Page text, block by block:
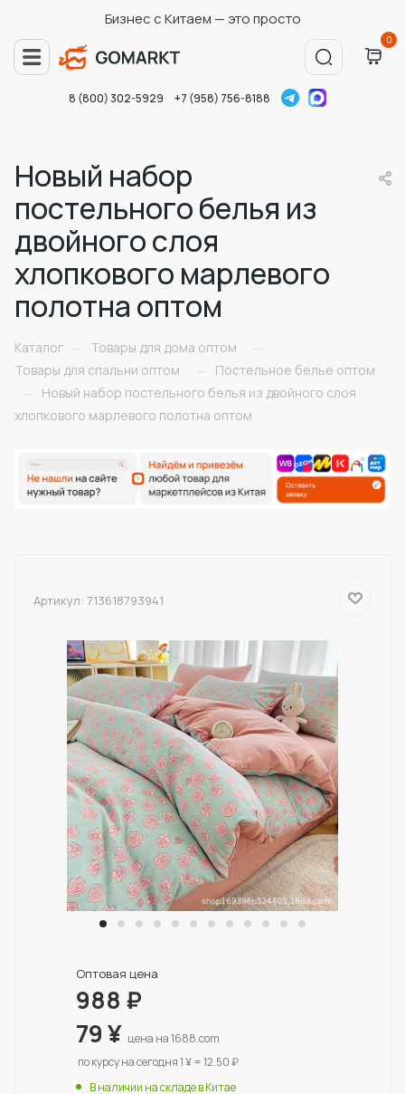
Бизнес с Китаем — это просто
0
8 (800) 302-5929 +7 (958) 756-8188
Новый набор
постельного белья из
двойного слоя
хлопкового марлевого
полотна оптом
Каталог — Товары для дома оптом
—
Товары для спальни оптом
—
Постельное белье оптом
—
Новый набор постельного белья из двойного слоя
хлопкового марлевого полотна оптом
Артикул: 713618793941
Оптовая цена
988 ₽
79¥ цена на 1688.com
по курсу на сегодня 1 ¥ = 12.50 ₽
В наличии на складе в Китае